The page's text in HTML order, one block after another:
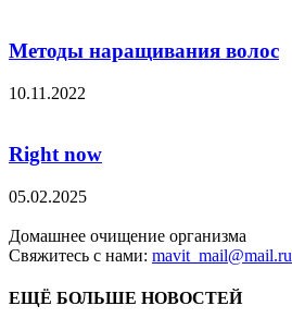
Методы наращивания волос
10.11.2022
Right now
05.02.2025
Домашнее очищение организма
Свяжитесь с нами: mavit_mail@mail.ru
ЕЩЁ БОЛЬШЕ НОВОСТЕЙ